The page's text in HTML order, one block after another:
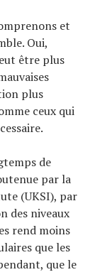
et
Oui,
être plus
plus
ceux qui
de
par la
(UKSI), par
des niveaux
rend moins
que les
que le